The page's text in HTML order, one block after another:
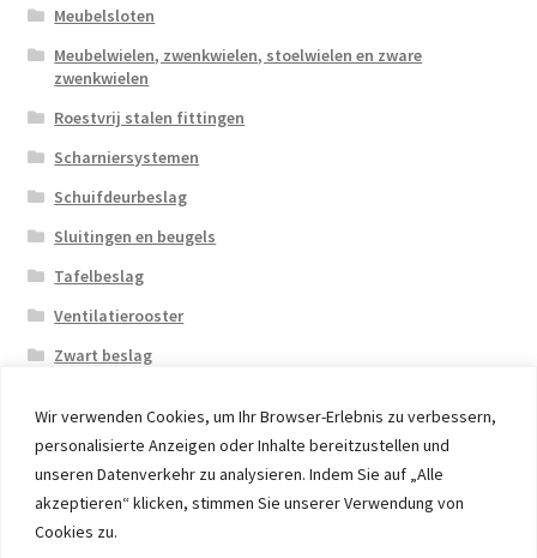
Wir verwenden Cookies, um Ihr Browser-Erlebnis zu verbessern,
personalisierte Anzeigen oder Inhalte bereitzustellen und
unseren Datenverkehr zu analysieren. Indem Sie auf „Alle
akzeptieren“ klicken, stimmen Sie unserer Verwendung von
Cookies zu.
Meubelsloten
Meubelwielen, zwenkwielen, stoelwielen en zware
zwenkwielen
Roestvrij stalen fittingen
Scharniersystemen
Schuifdeurbeslag
Sluitingen en beugels
Tafelbeslag
Ventilatierooster
Zwart beslag
© 2026 Eruon Trade UG, Germany, member of the ERUON